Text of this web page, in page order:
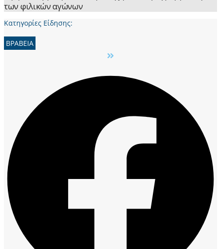
των φιλικών αγώνων
Κατηγορίες Είδησης:
ΒΡΑΒΕΙΑ